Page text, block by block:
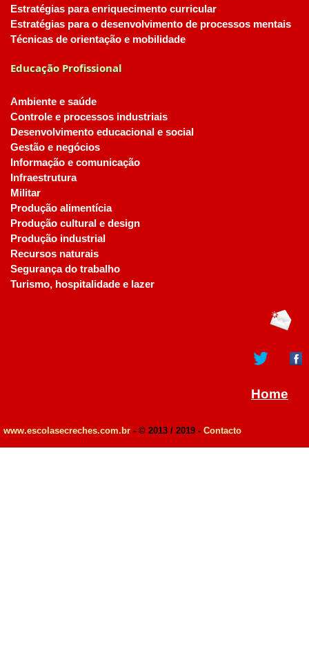
Estratégias para enriquecimento curricular
Estratégias para o desenvolvimento de processos mentais
Técnicas de orientação e mobilidade
Educação Profissional
Ambiente e saúde
Controle e processos industriais
Desenvolvimento educacional e social
Gestão e negócios
Informação e comunicação
Infraestrutura
Militar
Produção alimentícia
Produção cultural e design
Produção industrial
Recursos naturais
Segurança do trabalho
Turismo, hospitalidade e lazer
Home
www.escolasecreches.com.br - © 2013 / 2019 - Contacto